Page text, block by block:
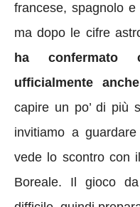
francese, spagnolo
ma dopo le cifre
ha
ufficialmente
capire un po’ di più
invitiamo a
vede lo scontro con
Boreale. Il gioco